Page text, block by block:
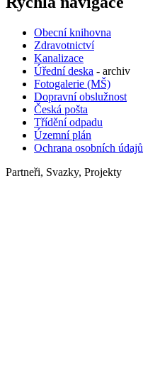
Obecní knihovna
Zdravotnictví
Kanalizace
Úřední deska - archiv
Fotogalerie (MŠ)
Dopravní obslužnost
Česká pošta
Třídění odpadu
Územní plán
Ochrana osobních údajů
Partneři, Svazky, Projekty